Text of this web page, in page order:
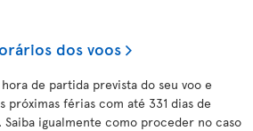
dos voos
de partida prevista do seu voo e
próximas férias com até 331 dias de
igualmente como proceder no caso